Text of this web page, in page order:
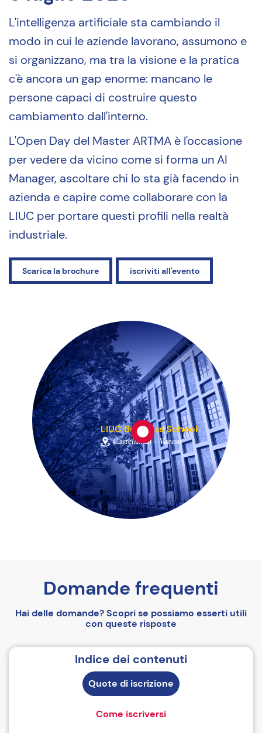
L'intelligenza artificiale sta cambiando il
modo in cui le aziende lavorano, assumono e
si organizzano, ma tra la visione e la pratica
c'è ancora un gap enorme: mancano le
persone capaci di costruire questo
cambiamento dall'interno.
L'Open Day del Master ARTMA è l'occasione
per vedere da vicino come si forma un AI
Manager, ascoltare chi lo sta già facendo in
azienda e capire come collaborare con la
LIUC per portare questi profili nella realtà
industriale.
Scarica la brochure iscriviti all'evento
LIUC Business School
Castellanza - Varese
Domande frequenti
Hai delle domande? Scopri se possiamo esserti utili
con queste risposte
Indice dei contenuti
Quote di iscrizione
Come iscriversi